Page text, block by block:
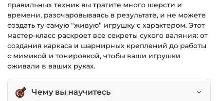
правильных техник вы тратите много шерсти и
времени, разочаровываясь в результате, и не можете
создать ту самую “живую” игрушку с характером. Этот
мастер-класс раскроет все секреты сухого валяния: от
создания каркаса и шарнирных креплений до работы
с мимикой и тонировкой, чтобы ваши игрушки
оживали в ваших руках.
Чему вы научитесь